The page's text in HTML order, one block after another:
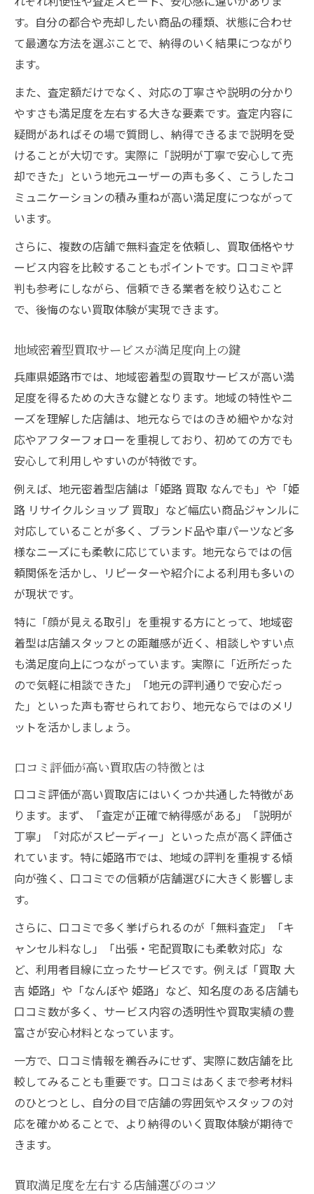
買取満足度を左右する評判と体験談の見極
め方
査定額に差が出る姫路での買取法
買取価格が上がる姫路の査定テクニック
査定額で満足度に差が出る理由とは
査定前に知っておきたい買取の注意点
姫路の買取で高額査定を引き出すコツ
満足度重視なら姫路で決める理由
地元姫路ならではの安心感と買取満足度
買取満足度が高い店舗に共通する特徴
姫路市内で満足度重視の買取を実現する方
法
ブランド買取で安心を得るコツ特集
ブランド買取で満足度を高める選び方
姫路市で安心できるブランド買取の特徴
ブランド買取店の買取満足度を比較する方
法
姫路で信頼できるブランド買取の見極め方
出張買取を利用したい方へポイント解説
姫路で出張買取を賢く活用するポイント
出張買取で満足度を高めるための流れ
買取初心者でも安心の出張買取ガイド
姫路市の出張買取で納得の取引をする方法
出張買取サービス選びで重視すべき点
す。自分の都合や売却したい商品の種類、状態に合わせ
て最適な方法を選ぶことで、納得のいく結果につながり
ます。
また、査定額だけでなく、対応の丁寧さや説明の分かり
やすさも満足度を左右する大きな要素です。査定内容に
疑問があればその場で質問し、納得できるまで説明を受
けることが大切です。実際に「説明が丁寧で安心して売
却できた」という地元ユーザーの声も多く、こうしたコ
ミュニケーションの積み重ねが高い満足度につながって
います。
さらに、複数の店舗で無料査定を依頼し、買取価格やサ
ービス内容を比較することもポイントです。口コミや評
判も参考にしながら、信頼できる業者を絞り込むこと
で、後悔のない買取体験が実現できます。
地域密着型買取サービスが満足度向上の鍵
兵庫県姫路市では、地域密着型の買取サービスが高い満
足度を得るための大きな鍵となります。地域の特性やニ
ーズを理解した店舗は、地元ならではのきめ細やかな対
応やアフターフォローを重視しており、初めての方でも
安心して利用しやすいのが特徴です。
例えば、地元密着型店舗は「姫路 買取 なんでも」や「姫
路 リサイクルショップ 買取」など幅広い商品ジャンルに
対応していることが多く、ブランド品や車パーツなど多
様なニーズにも柔軟に応じています。地元ならではの信
頼関係を活かし、リピーターや紹介による利用も多いの
が現状です。
特に「顔が見える取引」を重視する方にとって、地域密
着型は店舗スタッフとの距離感が近く、相談しやすい点
も満足度向上につながっています。実際に「近所だった
ので気軽に相談できた」「地元の評判通りで安心だっ
た」といった声も寄せられており、地元ならではのメリ
ットを活かしましょう。
口コミ評価が高い買取店の特徴とは
口コミ評価が高い買取店にはいくつか共通した特徴があ
ります。まず、「査定が正確で納得感がある」「説明が
丁寧」「対応がスピーディー」といった点が高く評価さ
れています。特に姫路市では、地域の評判を重視する傾
向が強く、口コミでの信頼が店舗選びに大きく影響しま
す。
さらに、口コミで多く挙げられるのが「無料査定」「キ
ャンセル料なし」「出張・宅配買取にも柔軟対応」な
ど、利用者目線に立ったサービスです。例えば「買取 大
吉 姫路」や「なんぼや 姫路」など、知名度のある店舗も
口コミ数が多く、サービス内容の透明性や買取実績の豊
富さが安心材料となっています。
一方で、口コミ情報を鵜呑みにせず、実際に数店舗を比
較してみることも重要です。口コミはあくまで参考材料
のひとつとし、自分の目で店舗の雰囲気やスタッフの対
応を確かめることで、より納得のいく買取体験が期待で
きます。
買取満足度を左右する店舗選びのコツ